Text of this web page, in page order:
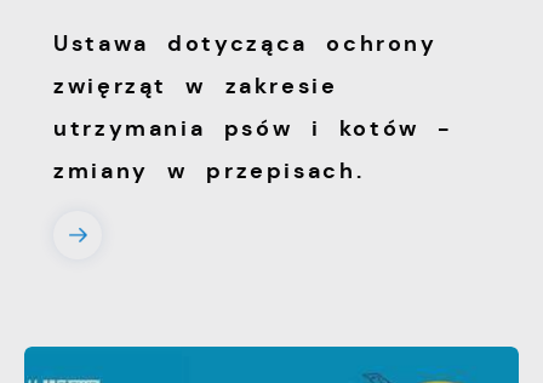
Ustawa dotycząca ochrony
zwięrząt w zakresie
utrzymania psów i kotów -
zmiany w przepisach.
mediów społecznościowych.